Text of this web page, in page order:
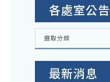
各處室公告
各
室
告
選取分類
最新消息